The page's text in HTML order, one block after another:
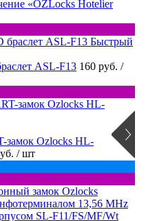
«OZLocks Hotelier
Быстрый
ASL-F13 160 руб. /
замок Ozlocks HL-
/ шт